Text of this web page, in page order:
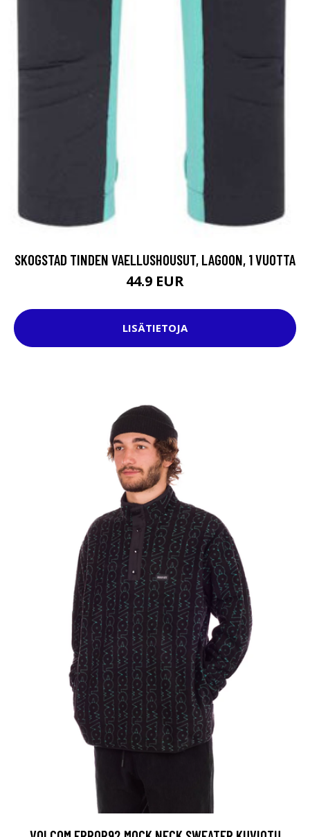
SKOGSTAD TINDEN VAELLUSHOUSUT, LAGOON, 1 VUOTTA
44.9 EUR
LISÄTIETOJA